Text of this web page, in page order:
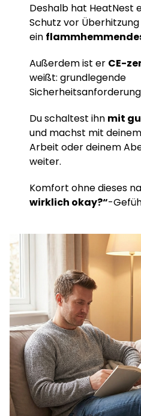
Deshalb hat HeatNest
Schutz vor
ein
Außerdem ist er CE-
weißt: grundlegende
Du schaltest ihn mit
und machst mit
Arbeit oder deinem
weiter.
Komfort ohne dieses
wirklich okay?“-